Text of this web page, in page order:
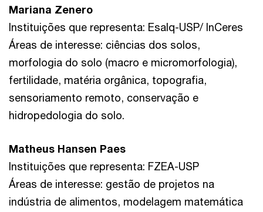
Mariana Zenero
Instituições que representa: Esalq-USP/ InCeres
Áreas de interesse: ciências dos solos,
morfologia do solo (macro e micromorfologia),
fertilidade, matéria orgânica, topografia,
sensoriamento remoto, conservação e
hidropedologia do solo.
Matheus Hansen Paes
Instituições que representa: FZEA-USP
Áreas de interesse: gestão de projetos na
indústria de alimentos, modelagem matemática